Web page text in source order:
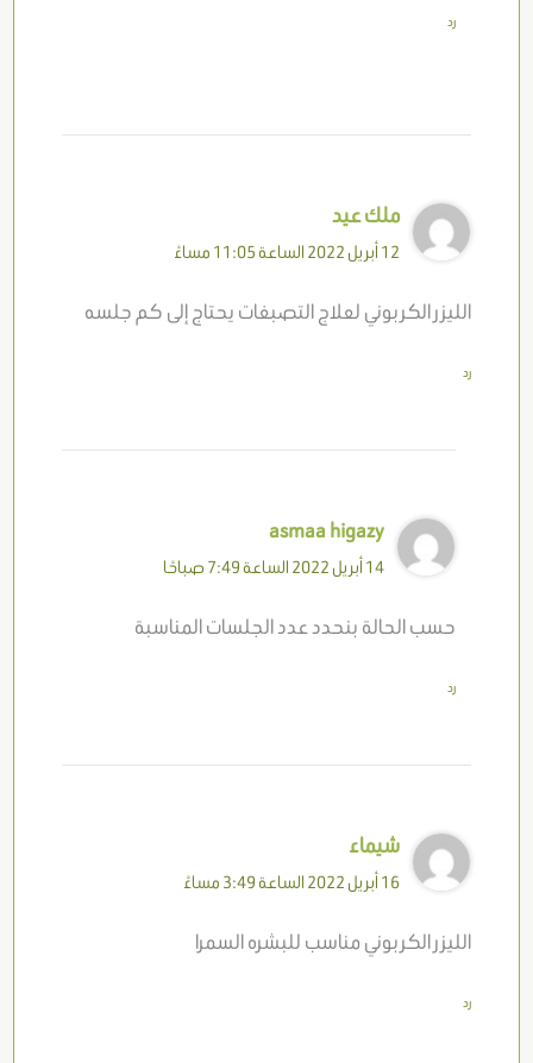
رد
ملك عيد
12 أبريل 2022 الساعة 11:05 مساءً
الليزر الكربوني لعلاج التصبغات يحتاج إلى كم جلسه
رد
asmaa higazy
14 أبريل 2022 الساعة 7:49 صباحًا
حسب الحالة بنحدد عدد الجلسات المناسبة
رد
شيماء
16 أبريل 2022 الساعة 3:49 مساءً
الليزر الكربوني مناسب للبشره السمرا
رد